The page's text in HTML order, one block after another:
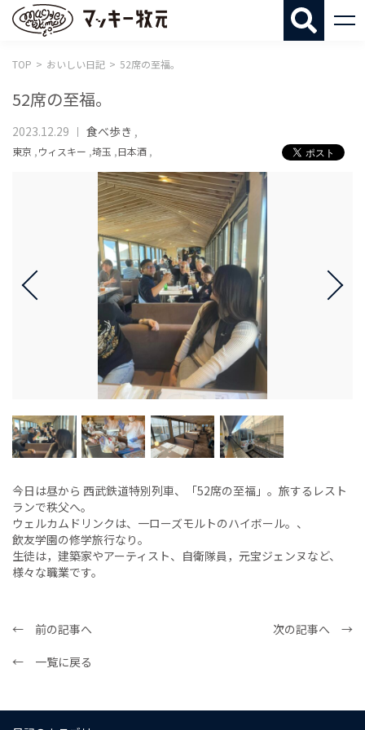
TOP おいしい日記 52席の至福。
52席の至福。
2023.12.29 食べ歩き ,
東京 ,ウィスキー ,埼玉 ,日本酒 ,
今日は昼から 西武鉄道特別列車、「52席の至福」。旅するレスト
ランで秩父へ。
ウェルカムドリンクは、一ローズモルトのハイボール。、
飲友学園の修学旅行なり。
生徒は，建築家やアーティスト、自衛隊員，元宝ジェンヌなど、
様々な職業です。
← 前の記事へ
次の記事へ →
← 一覧に戻る